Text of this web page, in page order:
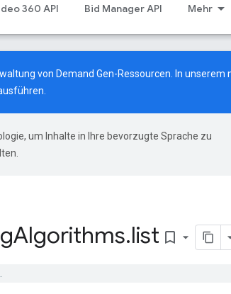
360 API Bid Manager API Mehr
von Demand Gen-Ressourcen.
In unserem
um Inhalte in Ihre bevorzugte Sprache zu
Algorithms.list bookmark_border